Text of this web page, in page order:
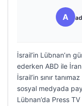
A
İsrail’in Lübnan’ın
ederken ABD ile
İsrail’in sınır
sosyal medyada
Lübnan’da Press